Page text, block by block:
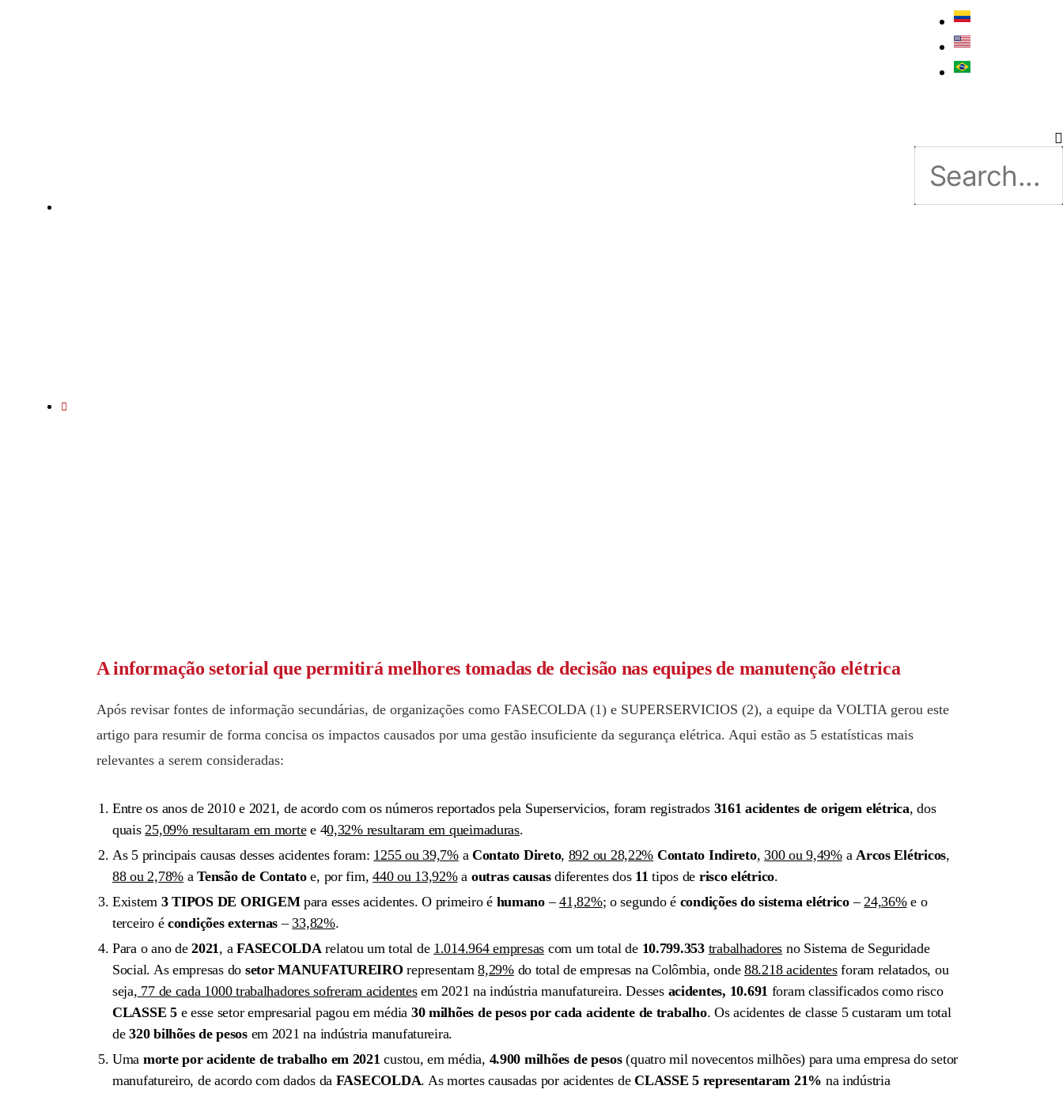
A informação setorial que permitirá melhores tomadas de decisão nas equipes de manutenção elétrica
Após revisar fontes de informação secundárias, de organizações como FASECOLDA (1) e SUPERSERVICIOS (2), a equipe da VOLTIA gerou este
artigo para resumir de forma concisa os impactos causados por uma gestão insuficiente da segurança elétrica. Aqui estão as 5 estatísticas mais
relevantes a serem consideradas:
Entre os anos de 2010 e 2021, de acordo com os números reportados pela Superservicios, foram registrados 3161 acidentes de origem elétrica, dos
quais25,09% resultaram em mortee 40,32% resultaram em queimaduras.
As 5 principais causas desses acidentes foram: 1255 ou 39,7%aContato Direto, 892 ou 28,22% Contato Indireto,300 ou 9,49%aArcos Elétricos,
88 ou 2,78% aTensão de Contatoe, por fim,440 ou 13,92%a outras causasdiferentes dos 11 tipos de risco elétrico.
Existem 3 TIPOS DE ORIGEMpara esses acidentes. O primeiro é humano–41,82%; o segundo é condições do sistema elétrico–24,36%e o
terceiro écondições externas –33,82%.
Para o ano de2021, aFASECOLDArelatou um total de 1.014.964 empresas com um total de 10.799.353 trabalhadores no Sistema de Seguridade
Social. As empresas do setor MANUFATUREIRO representam8,29%do total de empresas na Colômbia, onde88.218 acidentesforam relatados, ou
seja, 77 de cada 1000 trabalhadores sofreram acidentesem 2021 na indústria manufatureira. Desses acidentes, 10.691 foram classificados como risco
CLASSE 5e esse setor empresarial pagou em média 30 milhões de pesos por cada acidente de trabalho. Os acidentes de classe 5 custaram um total
de320 bilhões de pesosem 2021 na indústria manufatureira.
Uma morte por acidente de trabalho em 2021 custou, em média, 4.900 milhões de pesos(quatro mil novecentos milhões) para uma empresa do setor
manufatureiro, de acordo com dados da FASECOLDA. As mortes causadas por acidentes deCLASSE 5 representaram 21% na indústria